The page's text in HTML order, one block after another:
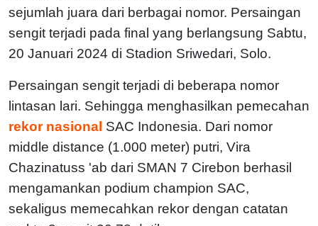
sejumlah juara dari berbagai nomor. Persaingan
sengit terjadi pada final yang berlangsung Sabtu,
20 Januari 2024 di Stadion Sriwedari, Solo.
Persaingan sengit terjadi di beberapa nomor
lintasan lari. Sehingga menghasilkan pemecahan
rekor nasional SAC Indonesia. Dari nomor
middle distance (1.000 meter) putri, Vira
Chazinatuss 'ab dari SMAN 7 Cirebon berhasil
mengamankan podium champion SAC,
sekaligus memecahkan rekor dengan catatan